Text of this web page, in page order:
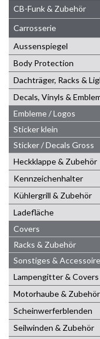
CB-Funk & Zubehör
Carrosserie
Aussenspiegel
Body Protection
Dachträger, Racks &
Decals, Vinyls &
Embleme / Logos
Sticker klein
Sticker / Decals Gross
Heckklappe & Zubehör
Kennzeichenhalter
Kühlergrill & Zubehör
Ladefläche
Covers
Racks & Zubehör
Sonstiges &
Lampengitter & Covers
Motorhaube & Zubehör
Scheinwerferblenden
Seilwinden & Zubehör